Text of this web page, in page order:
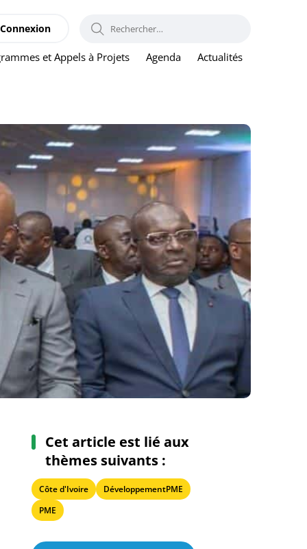
et Appels à Projets Agenda Actualités
Connexion RECHERCHER :
Cet article est lié aux
thèmes suivants :
Côte d'Ivoire
DéveloppementPME
PME